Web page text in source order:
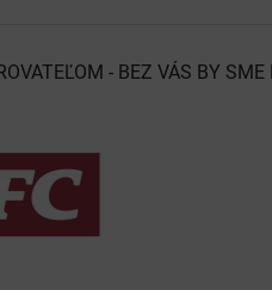
- BEZ VÁS BY SME